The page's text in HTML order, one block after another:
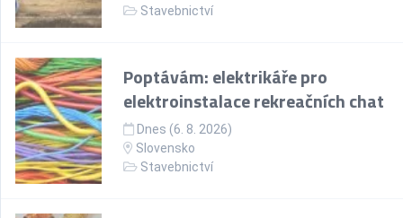
Stavebnictví
Poptávám: elektrikáře pro
elektroinstalace rekreačních chat
Dnes (6. 8. 2026)
Slovensko
Stavebnictví